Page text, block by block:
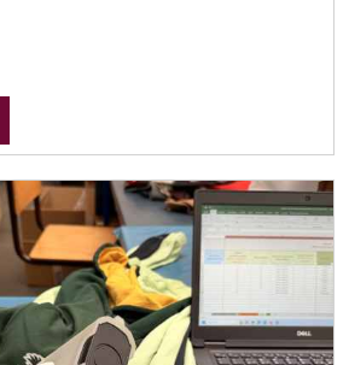
Statuskonferenz Zirkuläre